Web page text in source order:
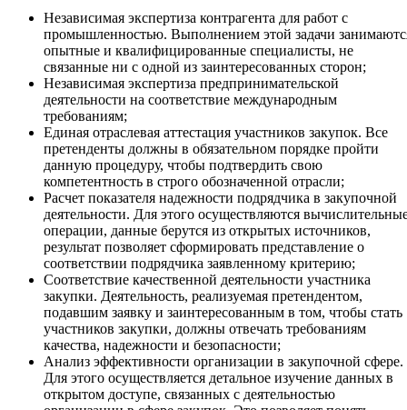
Независимая экспертиза контрагента для работ с
промышленностью. Выполнением этой задачи
опытные и квалифицированные специалисты, не
связанные ни с одной из заинтересованных сторон;
Независимая экспертиза предпринимательской
деятельности на соответствие международным
требованиям;
Единая отраслевая аттестация участников закупок. Все
претенденты должны в обязательном порядке пройти
данную процедуру, чтобы подтвердить свою
компетентность в строго обозначенной отрасли;
Расчет показателя надежности подрядчика в закупочной
деятельности. Для этого осуществляются
операции, данные берутся из открытых источников,
результат позволяет сформировать представление о
соответствии подрядчика заявленному критерию;
Соответствие качественной деятельности участника
закупки. Деятельность, реализуемая претендентом,
подавшим заявку и заинтересованным в том, чтобы стать
участников закупки, должны отвечать требованиям
качества, надежности и безопасности;
Анализ эффективности организации в закупочной сфере.
Для этого осуществляется детальное изучение данных в
открытом доступе, связанных с деятельностью